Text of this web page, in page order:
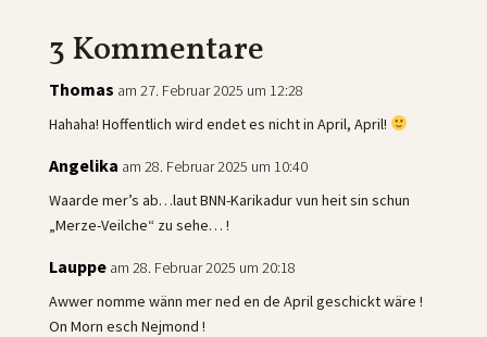
3 Kommentare
Thomas am 27. Februar 2025 um 12:28
Hahaha! Hoffentlich wird endet es nicht in April, April!
Angelika am 28. Februar 2025 um 10:40
Waarde mer’s ab…laut BNN-Karikadur vun heit sin schun
„Merze-Veilche“ zu sehe… !
Lauppe am 28. Februar 2025 um 20:18
Awwer nomme wänn mer ned en de April geschickt wäre !
On Morn esch Nejmond !